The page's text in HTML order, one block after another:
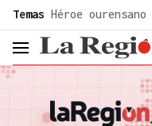
common.go-to-content
Temas Héroe ourensano
header.menu.open